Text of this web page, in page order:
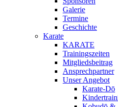
Galerie
Termine
Geschichte
Karate
KARATE
Trainingszeiten
Mitgliedsbeitrag
Ansprechpartner
Unser Angebot
Karate-Dō